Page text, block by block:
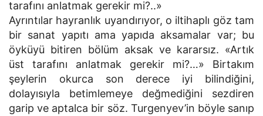
tarafını anlatmak gerekir mi?..»
Ayrıntılar hayranlık uyandırıyor, o iltihaplı göz tam
bir sanat yapıtı ama yapıda aksamalar var; bu
öyküyü bitiren bölüm aksak ve kararsız. «Artık
üst tarafını anlatmak gerekir mi?…» Birtakım
şeylerin okurca son derece iyi bilindiğini,
dolayısıyla betimlemeye değmediğini sezdiren
garip ve aptalca bir söz. Turgenyev’in böyle sanıp